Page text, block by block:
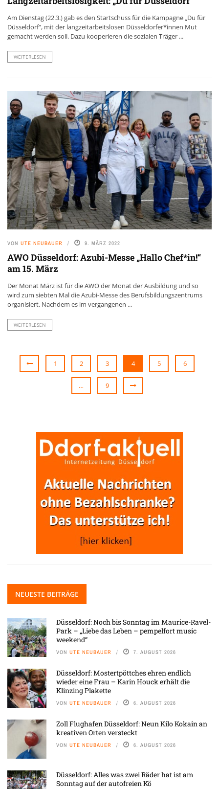
Am Dienstag (22.3.) gab es den Startschuss für die Kampagne „Du für
Düsseldorf“, mit der langzeitarbeitslosen Düsseldorfer*innen Mut
gemacht werden soll. Dazu kooperieren die sozialen Träger ...
WEITERLESEN
VON UTE NEUBAUER 9. MÄRZ 2022
AWO Düsseldorf: Azubi-Messe „Hallo Chef*in!“
am 15. März
Der Monat März ist für die AWO der Monat der Ausbildung und so
wird zum siebten Mal die Azubi-Messe des Berufsbildungszentrums
organisiert. Nachdem es im vergangenen ...
WEITERLESEN
1 2 3 4 5 6
… 9
NEUESTE BEITRÄGE
Düsseldorf: Noch bis Sonntag im Maurice-Ravel-
Park – „Liebe das Leben – pempelfort music
weekend“
VON UTE NEUBAUER 7. AUGUST 2026
Düsseldorf: Mostertpöttches ehren endlich
wieder eine Frau – Karin Houck erhält die
Klinzing Plakette
VON UTE NEUBAUER 6. AUGUST 2026
Zoll Flughafen Düsseldorf: Neun Kilo Kokain an
kreativen Orten versteckt
VON UTE NEUBAUER 6. AUGUST 2026
Düsseldorf: Alles was zwei Räder hat ist am
Sonntag auf der autofreien Kö